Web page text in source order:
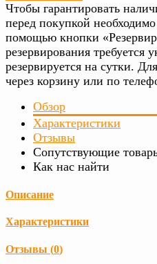
Чтобы гарантировать
перед покупкой необходимо
помощью кнопки
резервирования требуется
резервируется на сутки.
через корзину или по
Обзор
Характеристики
Отзывы
Сопутствующие
Как нас найти
Описание
Характеристики
Отзывы (0)